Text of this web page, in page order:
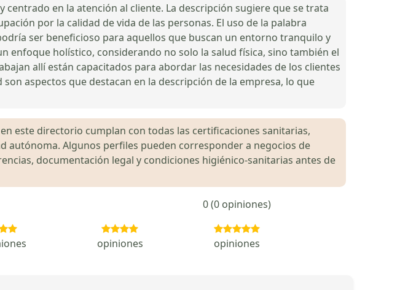
centrado en la atención al cliente. La descripción sugiere que se trata
por la calidad de vida de las personas. El uso de la palabra
ser beneficioso para aquellos que buscan un entorno tranquilo y
enfoque holístico, considerando no solo la salud física, sino también el
allí están capacitados para abordar las necesidades de los clientes
aspectos que destacan en la descripción de la empresa, lo que
este directorio cumplan con todas las certificaciones sanitarias,
autónoma. Algunos perfiles pueden corresponder a negocios de
documentación legal y condiciones higiénico-sanitarias antes de
0 (0 opiniones)
opiniones opiniones